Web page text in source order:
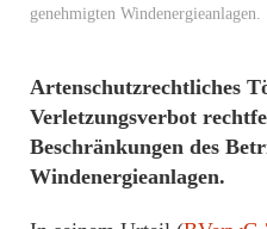
genehmigten
Artenschutzrechtliches
Verletzungsverbot
Beschränkungen des
Windenergieanlagen.